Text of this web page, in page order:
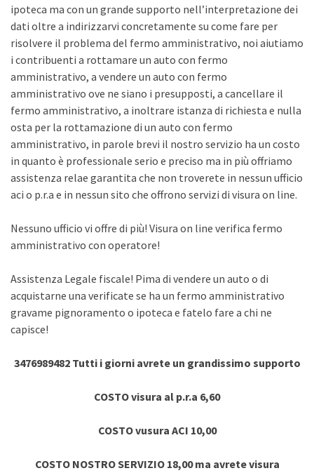
ipoteca ma con un grande supporto nell’interpretazione dei
dati oltre a indirizzarvi concretamente su come fare per
risolvere il problema del fermo amministrativo, noi aiutiamo
i contribuenti a rottamare un auto con fermo
amministrativo, a vendere un auto con fermo
amministrativo ove ne siano i presupposti, a cancellare il
fermo amministrativo, a inoltrare istanza di richiesta e nulla
osta per la rottamazione di un auto con fermo
amministrativo, in parole brevi il nostro servizio ha un costo
in quanto è professionale serio e preciso ma in più offriamo
assistenza relae garantita che non troverete in nessun ufficio
aci o p.r.a e in nessun sito che offrono servizi di visura on line.
Nessuno ufficio vi offre di più! Visura on line verifica fermo
amministrativo con operatore!
Assistenza Legale fiscale! Pima di vendere un auto o di
acquistarne una verificate se ha un fermo amministrativo
gravame pignoramento o ipoteca e fatelo fare a chi ne
capisce!
3476989482 Tutti i giorni avrete un grandissimo supporto
COSTO visura al p.r.a 6,60
COSTO vusura ACI 10,00
COSTO NOSTRO SERVIZIO 18,00 ma avrete visura